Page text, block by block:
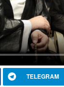
TELEGRAM